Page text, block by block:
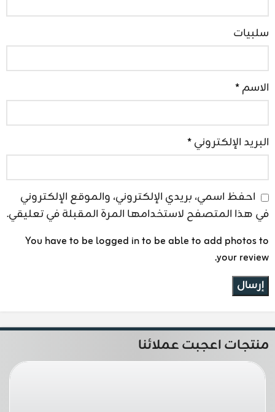
سلبيات
الاسم*
البريد الإلكتروني*
احفظ اسمي، بريدي الإلكتروني، والموقع الإلكتروني
في هذا المتصفح لاستخدامها المرة المقبلة في تعليقي.
You have to be logged in to be able to add photos to
your review.
منتجات اعجبت عملائنا